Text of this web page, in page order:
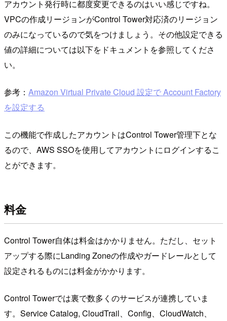
アカウント発行時に都度変更できるのはいい感じですね。
VPCの作成リージョンがControl Tower対応済のリージョン
のみになっているので気をつけましょう。その他設定できる
値の詳細については以下をドキュメントを参照してくださ
い。
参考： Amazon Virtual Private Cloud 設定で Account Factory
を設定する
この機能で作成したアカウントはControl Tower管理下とな
るので、AWS SSOを使用してアカウントにログインするこ
とができます。
料金
Control Tower自体は料金はかかりません。ただし、セット
アップする際にLanding Zoneの作成やガードレールとして
設定されるものには料金がかかります。
Control Towerでは裏で数多くのサービスが連携していま
す。Service Catalog, CloudTrail、Config、CloudWatch、